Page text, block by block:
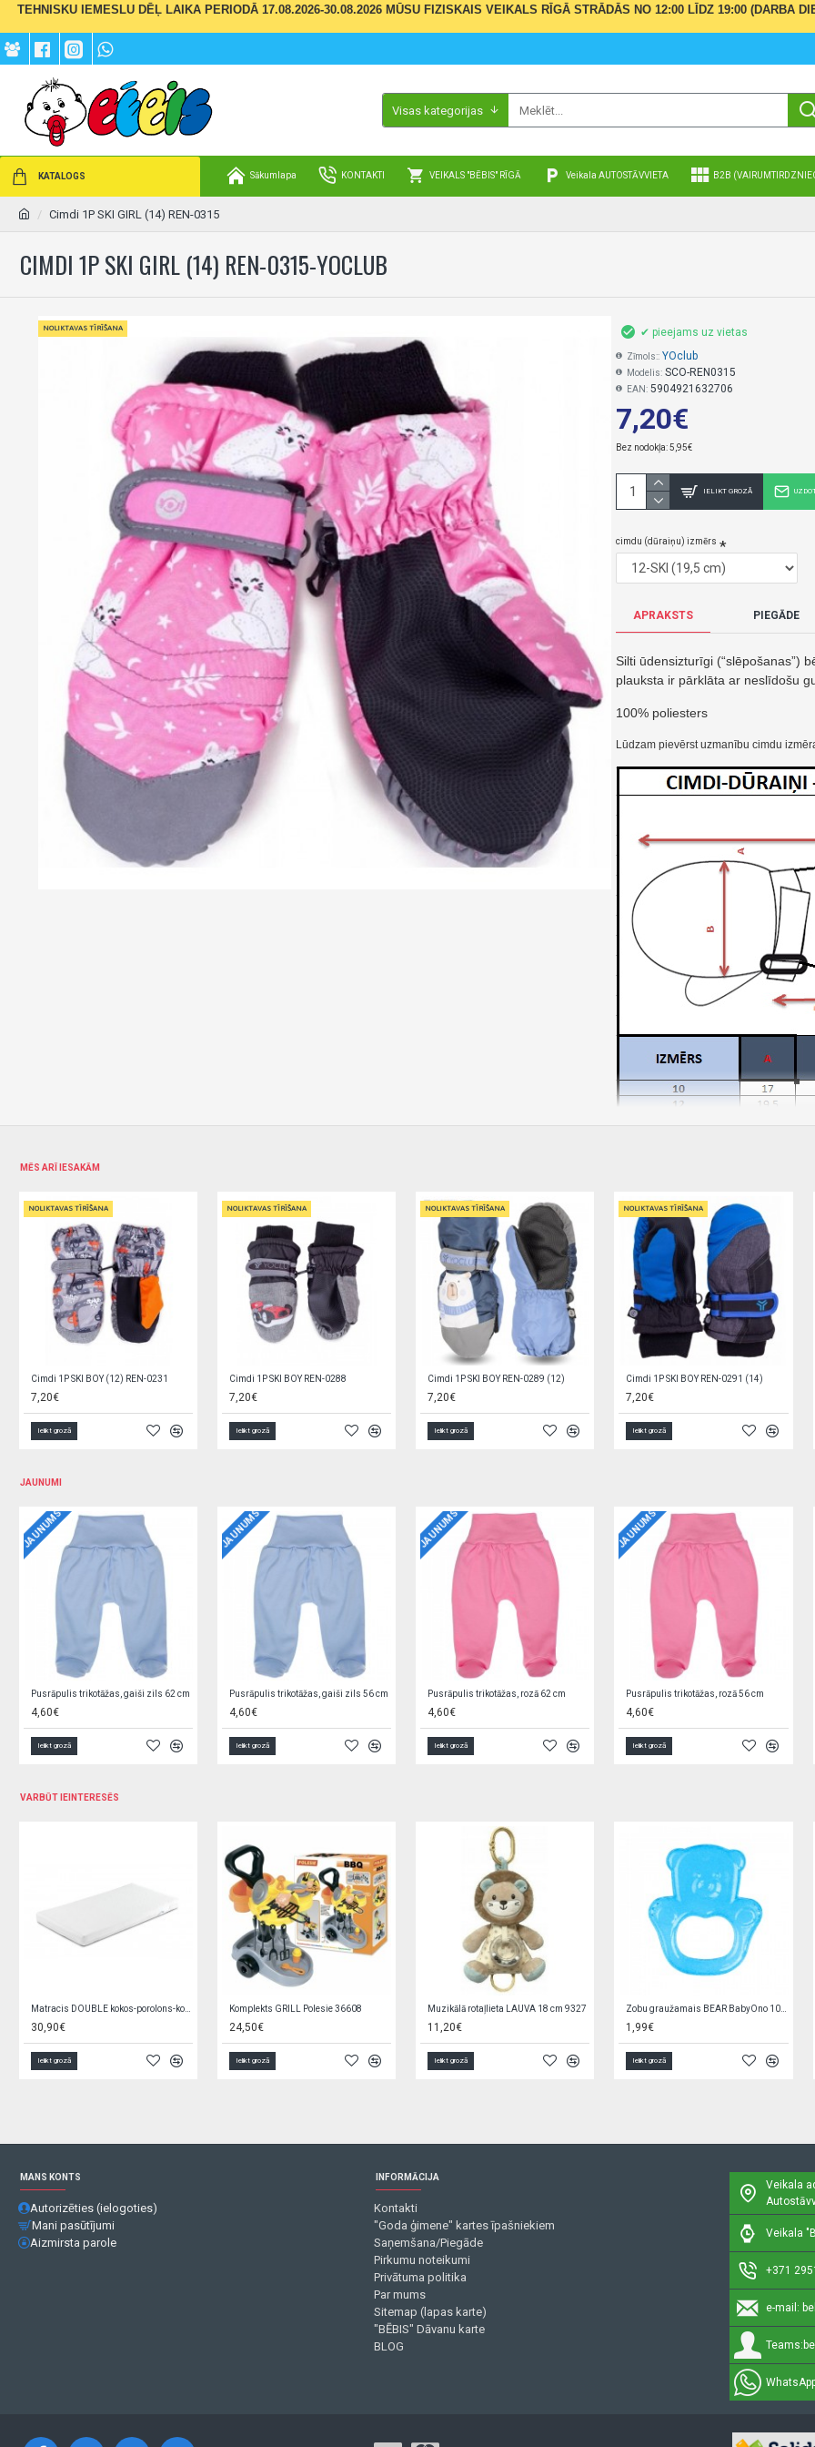
TEHNISKU IEMESLU DĒĻ LAIKA PERIODĀ 17.08.2026-30.08.2026 MŪSU FIZISKAIS VEIKALS RĪGĀ STRĀDĀS NO 12:00 LĪDZ 19:00 (DARBA
Visas kategorijas
KATALOGS Sākumlapa KONTAKTI VEIKALS "BĒBIS" RĪGĀ Veikala AUTOSTĀVVIETA B2B
Cimdi 1P SKI GIRL (14) REN-0315
CIMDI 1P SKI GIRL (14) REN-0315-YOCLUB
NOLIKTAVAS TĪRĪŠANA
7,20€
Bez nodokļa: 5,95€
✔ pieejams uz vietas
Zīmols:: YOclub
Modelis: SCO-REN0315
EAN: 5904921632706
cimdu (dūraiņu) izmērs
IELIKT GROZĀ
APRAKSTS PIEGĀDE
Silti ūdensizturīgi (“slēpošanas”)
plauksta ir pārklāta ar neslīdošu
100% poliesters
Lūdzam pievērst uzmanību cimdu
7,20€ veikalā "BĒBIS" Rīgā vai bebis.lv.Pieejams(-a).
Nopirkt Cimdi 1P SKI GIRL (14) REN-0315-5904921632706-par zemu cenu,ātri,ērti,bez
MĒS ARĪ IESAKĀM
NOLIKTAVAS TĪRĪŠANA
Cimdi 1P SKI BOY REN-0296
7,20€
Ielikt grozā
NOLIKTAVAS TĪRĪŠANA
Cimdi 1P SKI GIRL (12) REN-0200
6,60€
Ielikt grozā
NOLIKTAVAS TĪRĪŠANA
Cimdi 1P SKI GIRL (12) REN-0211
6,60€
Ielikt grozā
NOLIKTAVAS TĪRĪŠANA
Cimdi 1P SKI GIRL (14) REN-0207
5,60€
Ielikt grozā
JAUNUMI
JAUNUMS
Jaciņa trikotāžas, rozā 62 cm O0YEYROX
5,90€
Ielikt grozā
JAUNUMS
Jaciņa trikotāžas, gaiši zila 62 cm F9W2GGPL
5,90€
Ielikt grozā
JAUNUMS
5,90€
Ielikt grozā
JAUNUMS
Zīdaiņu cimdiņi-dūraiņi STARS
1,90€
Ielikt grozā
VARBŪT IEINTERESĒS
Zīdaiņu zābaciņi 3-9 mēn. OBO-0178
6,00€
Ielikt grozā
0,65€
Ielikt grozā
Rompers SUMMER 20001 blue
2,90€
Ielikt grozā
Zeķubikses baltas RAB-0002 (80-122 cm)
3,90€
Ielikt grozā
MANS KONTS
Autorizēties (ielogoties)
Mani pasūtījumi
Aizmirsta parole
INFORMĀCIJA
Kontakti
"Goda ģimene" kartes īpašniekiem
Saņemšana/Piegāde
Pirkumu noteikumi
Privātuma politika
Par mums
Sitemap (lapas karte)
"BĒBIS" Dāvanu karte
BLOG
Veikala
Veikala
+371
e-mail:
Teams: